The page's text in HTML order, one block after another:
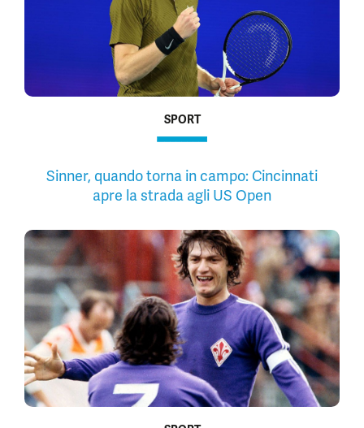
SPORT
Sinner, quando torna in campo: Cincinnati
apre la strada agli US Open